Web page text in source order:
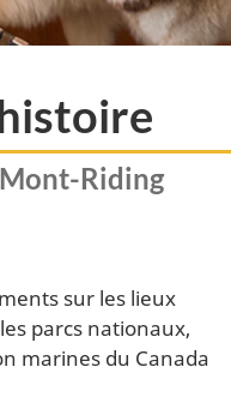
Riding
sur les lieux
parcs nationaux,
marines du Canada